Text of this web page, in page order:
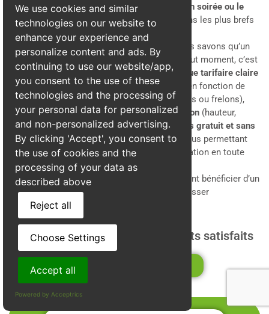
d’urgence, notre équipe peut intervenir
en soirée ou le
weekendpour assurer votre sécurité dans les plus brefs
délais.
Tarifs transparents et compétitifs
: Nous savons qu’un
problème de nuisibles peut survenir à tout moment, c’est
pourquoi nous avons adopté unepolitique tarifaire claire
et transparente. Nos prix sont adaptés en fonction de
l’accessibilité du nid , deson type(guêpes ou frelons),
ainsi que desspécificités de l’intervention (hauteur,
emplacement). Vous obtiendrez un
devis gratuit et sans
engagementavant toute intervention, vous permettant
ainsi de planifier et de budgétiser
l’opération en toute
sérénité.
Grâce à Alpes3D, les habitants de Anjou peuvent bénéficier d’un
service professionnel et fiable pour se débarrasser
définitivement des guêpes et frelons.
Plus de 440 avis certifiés de clients satisfaits
We use cookies and similar
technologies on our website to
enhance your experience and
personalize content and ads. By
continuing to use our website/app,
you consent to the use of these
technologies and the processing of
your personal data for personalized
and non-personalized advertising.
By clicking 'Accept', you consent to
the use of cookies and the
processing of your data as
described above
Reject all
Choose Settings
Accept all
Powered by Acceptrics